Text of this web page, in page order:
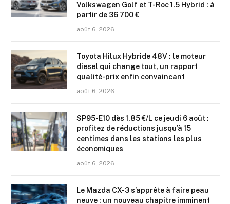
Volkswagen Golf et T-Roc 1.5 Hybrid : à
partir de 36 700 €
août 6, 2026
Toyota Hilux Hybride 48V : le moteur
diesel qui change tout, un rapport
qualité-prix enfin convaincant
août 6, 2026
SP95-E10 dès 1,85 €/L ce jeudi 6 août :
profitez de réductions jusqu’à 15
centimes dans les stations les plus
économiques
août 6, 2026
Le Mazda CX-3 s’apprête à faire peau
neuve : un nouveau chapitre imminent